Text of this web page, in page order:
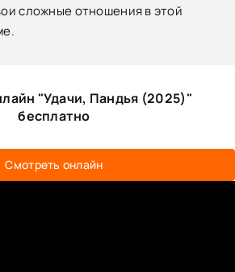
сложные отношения в этой
"Удачи, Пандья (2025)"
бесплатно
Смотреть онлайн